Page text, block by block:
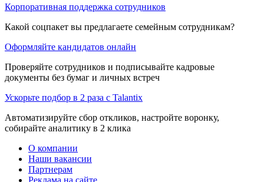
Корпоративная поддержка сотрудников
Какой соцпакет вы предлагаете семейным сотрудникам?
Оформляйте кандидатов онлайн
Проверяйте сотрудников и подписывайте кадровые
документы без бумаг и личных встреч
Ускорьте подбор в 2 раза с Talantix
Автоматизируйте сбор откликов, настройте воронку,
собирайте аналитику в 2 клика
О компании
Наши вакансии
Партнерам
Реклама на сайте